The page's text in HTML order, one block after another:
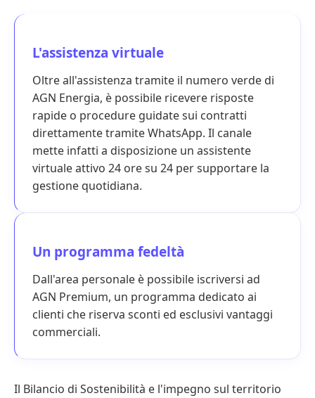
L'assistenza virtuale
Oltre all'assistenza tramite il numero verde di
AGN Energia, è possibile ricevere risposte
rapide o procedure guidate sui contratti
direttamente tramite WhatsApp. Il canale
mette infatti a disposizione un assistente
virtuale attivo 24 ore su 24 per supportare la
gestione quotidiana.
Un programma fedeltà
Dall'area personale è possibile iscriversi ad
AGN Premium, un programma dedicato ai
clienti che riserva sconti ed esclusivi vantaggi
commerciali.
Il Bilancio di Sostenibilità e l'impegno sul territorio